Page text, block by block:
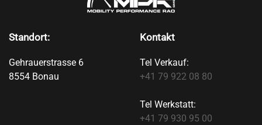
Standort:
Gehrauerstrasse 6
8554 Bonau
Kontakt
Tel Verkauf:
+41 79 922 08 80
Tel Werkstatt:
+41 79 930 95 00